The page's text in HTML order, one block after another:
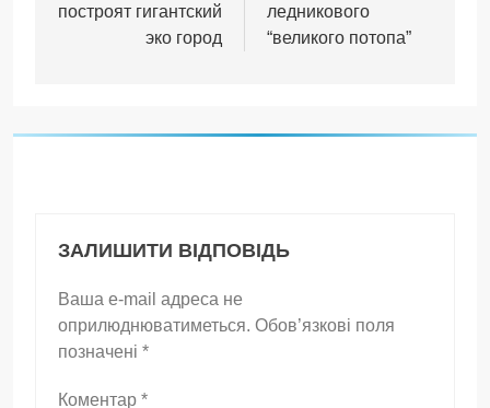
построят гигантский
эко город
ледникового
“великого потопа”
ЗАЛИШИТИ ВІДПОВІДЬ
Ваша e-mail адреса не
оприлюднюватиметься. Обов’язкові поля
позначені *
Коментар *